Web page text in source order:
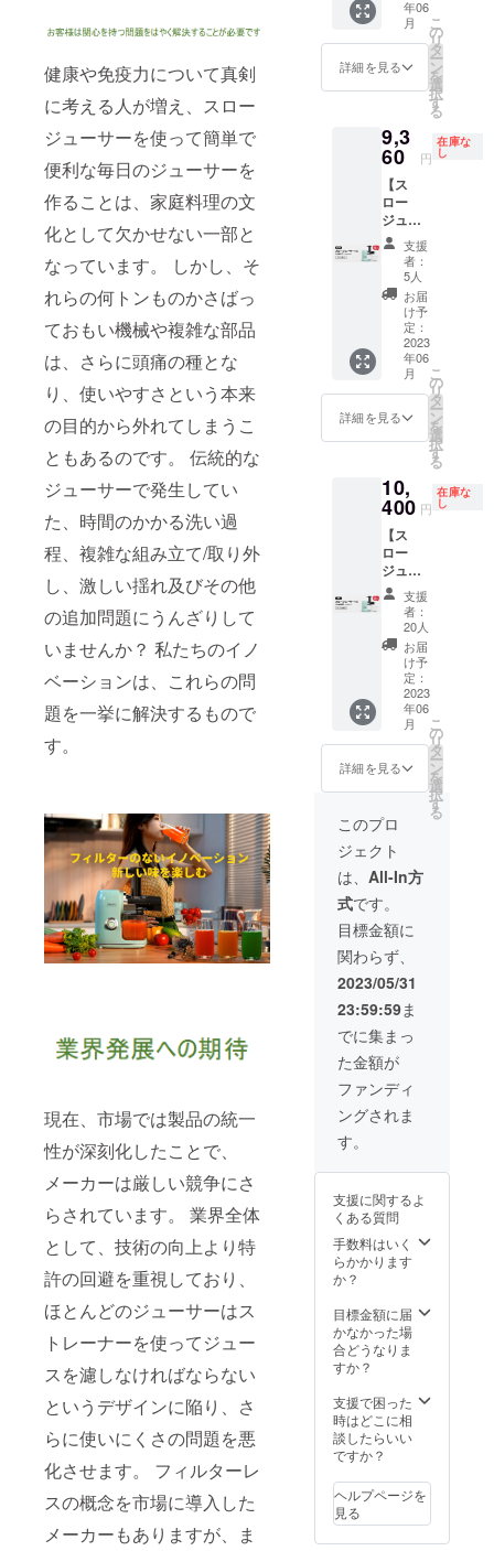
健康や免疫力について真剣
に考える人が増え、スロー
ジューサーを使って簡単で
便利な毎日のジューサーを
作ることは、家庭料理の文
化として欠かせない一部と
なっています。 しかし、そ
れらの何トンものかさばっ
ておもい機械や複雑な部品
は、さらに頭痛の種とな
り、使いやすさという本来
の目的から外れてしまうこ
ともあるのです。 伝統的な
ジューサーで発生してい
た、時間のかかる洗い過
程、複雑な組み立て/取り外
し、激しい揺れ及びその他
の追加問題にうんざりして
いませんか？ 私たちのイノ
ベーションは、これらの問
題を一挙に解決するもので
す。
現在、市場では製品の統一
性が深刻化したことで、
メーカーは厳しい競争にさ
らされています。 業界全体
として、技術の向上より特
許の回避を重視しており、
ほとんどのジューサーはス
トレーナーを使ってジュー
スを濾しなければならない
というデザインに陥り、さ
らに使いにくさの問題を悪
化させます。 フィルターレ
スの概念を市場に導入した
メーカーもありますが、ま
す. したがっ
て、楽しさ
と実用性の
ユーザーの
究極の幸福
のために作
られていま
す。
円（税
込） ※
送料無
料（日
本国内
限定）
取扱説
明書あ
り 注意
事項 ※
ご注文
状況、
使用部
材の供
給状
況、製
造工程
上、自
然災害
の都合
等によ
り出荷
時期が
ますの
でご了
承下さ
い。 ※
開発中
の製品
につき
まして
は、デ
ザイ
ン・仕
様が一
部変更
になる
可能性
もござ
いま
は、活
ポート
にてご
報告さ
せて頂
きます
ので、
そちら
をご確
さい。
年06
月
詳細を見る
こ
の
リ
タ
ー
ン
を
選
択
す
る
9,3
60 円
在庫な
し
【ス
ロー
ジュー
サー
セット
×1】 一
般予定
販売価
格：
20,800
円（税
込） ※
送料無
料（日
本国内
限定）
取扱説
明書あ
り 注意
事項 ※
ご注文
状況、
使用部
材の供
給状
況、製
造工程
上、自
然災害
の都合
等によ
り出荷
時期が
があり
ますの
でご了
承下さ
い。 ※
開発中
の製品
につき
まして
は、デ
ザイ
ン・仕
様が一
部変更
になる
可能性
もござ
いま
は、活
動レ
ポート
にてご
報告さ
せて頂
そちら
をご確
認くだ
支援
者：
5人
お届
け予
定：
2023
年06
月
詳細を見る
こ
の
リ
タ
ー
ン
を
選
択
す
る
10,
400 円
在庫な
し
【ス
ロー
ジュー
サー
セット
×1】 一
般予定
販売価
格：
20,800
円（税
込） ※
送料無
料（日
本国内
限定）
※日本語
取扱説
明書あ
り 注意
事項 ※
ご注文
状況、
使用部
材の供
給状
況、製
造工程
上、自
然災害
の都合
等によ
り出荷
時期が
があり
でご了
承下さ
い。 ※
開発中
の製品
まして
は、デ
ザイ
ン・仕
部変更
になる
可能性
もござ
す。そ
の場合
は、活
動レ
支援
者：
20人
お届
け予
定：
2023
年06
月
詳細を見る
こ
の
リ
タ
ー
ン
を
選
択
す
る
このプロ
ジェクト
は、 All-In方
式です。
目標金額に
関わらず、
2023/05/31
23:59:59ま
でに集まっ
た金額が
ファンディ
ングされま
す。
支援に関するよ
くある質問
手数料はいく
らかかります
か？
目標金額に届
かなかった場
合どうなりま
すか？
支援で困った
時はどこに相
談したらいい
ですか？
ヘルプページを
見る